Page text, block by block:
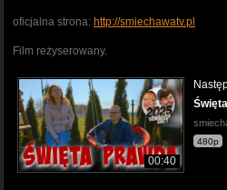
oficjalna strona: http://smiechawatv.pl
Film reżyserowany.
00:40
480p